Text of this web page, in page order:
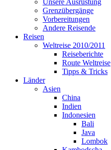
Unsere Ausrüstung
Grenzübergänge
Vorbereitungen
Andere Reisende
Reisen
Weltreise 2010/2011
Reiseberichte
Route Weltreise
Tipps & Tricks
Länder
Asien
China
Indien
Indonesien
Bali
Java
Lombok